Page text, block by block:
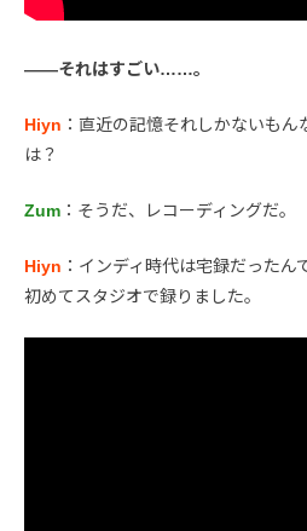
――それはすごい……。
Hiyn ：直近の記憶それしかないも
は？
Zum ：そうだ、レコーディングだ。
Hiyn ：インディ時代は宅録だったん
初めてスタジオで録りました。